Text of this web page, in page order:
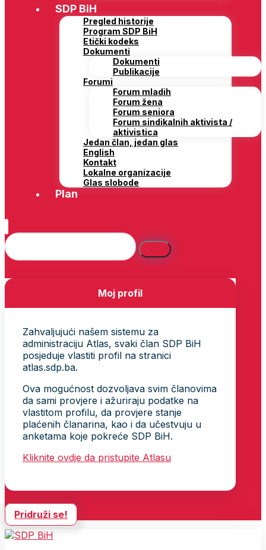
SDP BiH
Pregled historije
Program SDP BiH
Etički kodeks
Dokumenti
Dokumenti
Publikacije
Forumi
Forum mladih
Forum žena
Forum seniora
Forum sindikalnih aktivista /
aktivistica
Jedan član, jedan glas
English
Kontakt
Lokalne organizacije
Glas slobode
Plan
Moj profil
Zahvaljujući našem sistemu za
administraciju Atlas, svaki član SDP BiH
posjeduje vlastiti profil na stranici
atlas.sdp.ba.
Ova mogućnost dozvoljava svim članovima
da sami provjere i ažuriraju podatke na
vlastitom profilu, da provjere stanje
plaćenih članarina, kao i da učestvuju u
anketama koje pokreće SDP BiH.
Kliknite ovdje da pristupite Atlasu
Pridruži se!